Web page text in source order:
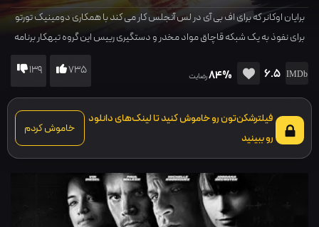
برایان اوکانر که برای اف بی آی در لس آنجلس کار می کند با همکاری دومینیک تورتو
برای نفوذ به یک شبکه قاچاق مواد مخدر و دستگیری رییس این گروه تبهکار برنامه
6.5
84%رضایت 735
139
فیلترشکن‌تون رو خاموش کنید تا لینک‌های دانلود
رو ببینید
خاموش کردم